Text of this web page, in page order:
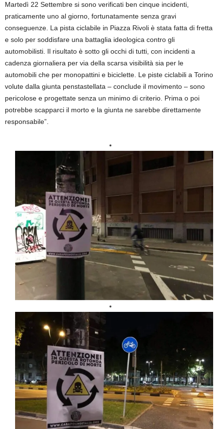
Martedì 22 Settembre si sono verificati ben cinque incidenti,
praticamente uno al giorno, fortunatamente senza gravi
conseguenze. La pista ciclabile in Piazza Rivoli è stata fatta di fretta
e solo per soddisfare una battaglia ideologica contro gli
automobilisti. Il risultato è sotto gli occhi di tutti, con incidenti a
cadenza giornaliera per via della scarsa visibilità sia per le
automobili che per monopattini e biciclette. Le piste ciclabili a Torino
volute dalla giunta penstastellata – conclude il movimento – sono
pericolose e progettate senza un minimo di criterio. Prima o poi
potrebbe scapparci il morto e la giunta ne sarebbe direttamente
responsabile”.